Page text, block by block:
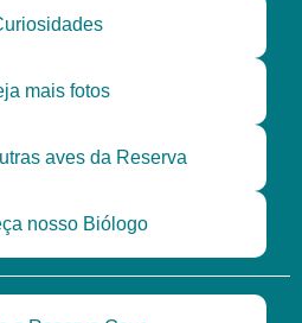
mais fotos
aves da Reserva
nosso Biólogo